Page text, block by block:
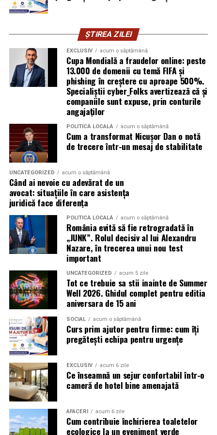
explică Horațiu Șimon, Chief Technology Officer
cyber_Folks România.
Subiectul a fost semnalat și de FBI, care a inclus în
informările din ultima lună amenințările asociate
turneului, de la fraude online și furtul datelor până la
operațiuni de dezinformare.
Avertismentele publice s-au concentrat în principal
asupra fanilor și infrastructurii orașelor gazdă, însă
specialiștii atrag atenția că firmele pot fi afectate
inclusiv atunci când nu au nicio legătură directă cu
industria sportului, turismului sau vânzarea de bilete.
Atacurile sunt mai eficiente în contextul
evenimentelor globale
Campaniile de phishing asociate evenimentelor
importante profită de interesul public ridicat, de
presiunea timpului și de teama utilizatorilor că ar putea
pierde o ofertă sau o oportunitate. Mesajele care anunță
ultimele bilete disponibile, acces limitat la o transmisie
sau câștigarea unui premiu pot determina utilizatorii să
reacționeze înainte de a verifica sursa.
Turneul se încheie pe 19 iulie, iar specialiștii anticipează
o intensificare a activității frauduloase în perioada
finalei. Printre cele mai utilizate pretexte se numără
transmisiunile pirat, biletele revândute, pariurile,
tombolele, concursurile și falsele oferte de călătorie.
Pentru a răspunde riscurilor tot mai complexe,
cyber_Folks a lansat la finalul lunii iunie robo_Folks,
primul asistent AI integrat într-un panou de hosting
din România. Acesta poate efectua, la cererea
utilizatorului, un audit al securității site-ului, care
include verificarea certificatelor SSL, a configurărilor
DNS și a sistemelor SPF, DKIM și DMARC utilizate
ȘTIREA ZILEI
EXCLUSIV acum o săptămână
Cupa Mondială a fraudelor online: peste
13.000 de domenii cu temă FIFA și
phishing în creștere cu aproape 500%.
Specialiștii cyber_Folks avertizează că și
companiile sunt expuse, prin conturile
angajaților
POLITICĂ LOCALĂ acum o săptămână
Cum a transformat Nicușor Dan o notă
de trecere într-un mesaj de stabilitate
UNCATEGORIZED acum o săptămână
Când ai nevoie cu adevărat de un
avocat: situațiile în care asistența
juridică face diferența
POLITICĂ LOCALĂ acum o săptămână
România evită să fie retrogradată în
„JUNK”. Rolul decisiv al lui Alexandru
Nazare, în trecerea unui nou test
important
UNCATEGORIZED acum 5 zile
Tot ce trebuie sa stii inainte de Summer
Well 2026. Ghidul complet pentru editia
aniversara de 15 ani
SOCIAL acum o săptămână
Curs prim ajutor pentru firme: cum îți
pregătești echipa pentru urgențe
EXCLUSIV acum 6 zile
Ce înseamnă un sejur confortabil într-o
cameră de hotel bine amenajată
AFACERI acum 6 zile
Cum contribuie închirierea toaletelor
ecologice la un eveniment verde